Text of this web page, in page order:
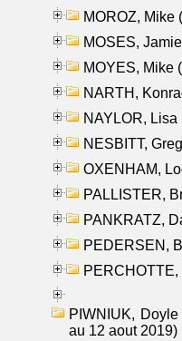
MOROZ, Mike
MOSES,
MOYES, Mike
NARTH,
NAYLOR,
NESBITT,
OXENHAM,
PALLISTER,
PANKRATZ,
PEDERSEN,
PIWNIUK,
au 12 aout 2019)